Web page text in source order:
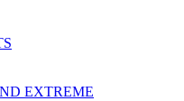
EXTREME